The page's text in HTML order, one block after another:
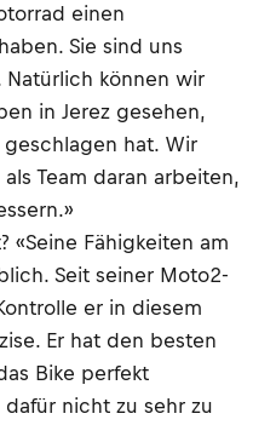
einen
Sie sind uns
Natürlich können wir
in Jerez gesehen,
hat. Wir
Team daran arbeiten,
«Seine Fähigkeiten am
Seit seiner Moto2-
er in diesem
Er hat den besten
Bike perfekt
nicht zu sehr zu